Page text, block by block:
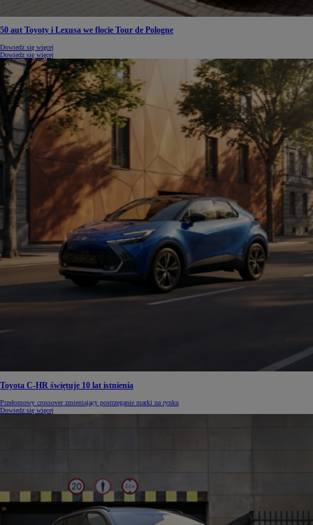
50 aut Toyoty i Lexusa we flocie Tour de Pologne
Dowiedz się więcej
Dowiedz się więcej
Toyota C-HR świętuje 10 lat istnienia
Przełomowy crossover zmieniający postrzeganie marki na rynku
Dowiedz się więcej